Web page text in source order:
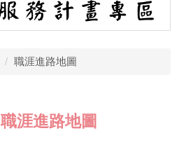
職涯進路地圖
職涯進路地圖